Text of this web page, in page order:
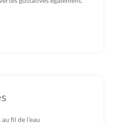
fil de l'eau